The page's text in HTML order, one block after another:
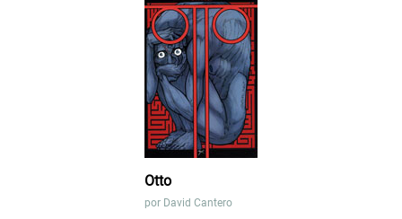
Otto
por David Cantero